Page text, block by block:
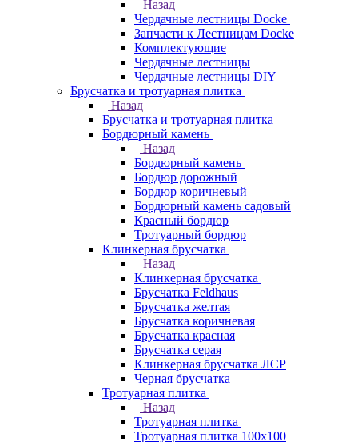
Назад
Чердачные лестницы Docke
Запчасти к Лестницам Docke
Комплектующие
Чердачные лестницы
Чердачные лестницы DIY
Брусчатка и тротуарная плитка
Назад
Брусчатка и тротуарная плитка
Бордюрный камень
Назад
Бордюрный камень
Бордюр дорожный
Бордюр коричневый
Бордюрный камень садовый
Красный бордюр
Тротуарный бордюр
Клинкерная брусчатка
Назад
Клинкерная брусчатка
Брусчатка Feldhaus
Брусчатка желтая
Брусчатка коричневая
Брусчатка красная
Брусчатка серая
Клинкерная брусчатка ЛСР
Черная брусчатка
Тротуарная плитка
Назад
Тротуарная плитка
Тротуарная плитка 100x100